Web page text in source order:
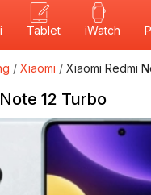
Tablet iWatch
/ Xiaomi / Xiaomi Redmi
12 Turbo